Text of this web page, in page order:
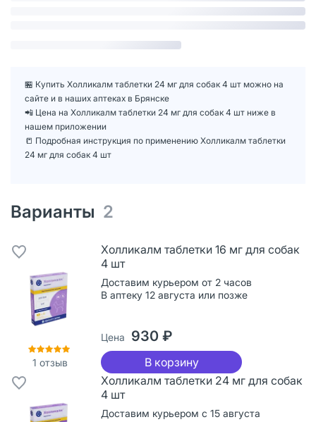
🏪 Купить Холликалм таблетки 24 мг для собак 4 шт можно на
сайте и в наших аптеках в Брянске
📲 Цена на Холликалм таблетки 24 мг для собак 4 шт ниже в
нашем приложении
📒 Подробная инструкция по применению Холликалм таблетки
24 мг для собак 4 шт
Варианты 2
1 отзыв
Холликалм таблетки 16 мг для собак
4 шт
Доставим курьером от 2 часов
В аптеку 12 августа или позже
Цена 930 ₽
В корзину
Холликалм таблетки 24 мг для собак
4 шт
Доставим курьером с 15 августа